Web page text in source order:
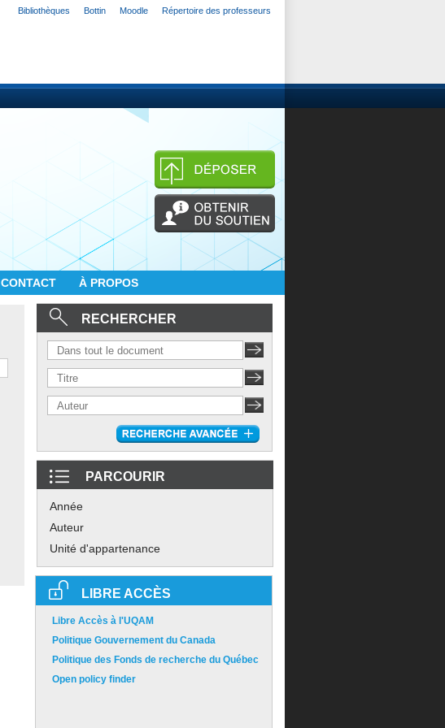
Bibliothèques Bottin Moodle Répertoire des professeurs
CONTACT À PROPOS
RECHERCHER
PARCOURIR
Année
Auteur
Unité d'appartenance
LIBRE ACCÈS
Libre Accès à l'UQAM
Politique Gouvernement du Canada
Politique des Fonds de recherche du Québec
Open policy finder